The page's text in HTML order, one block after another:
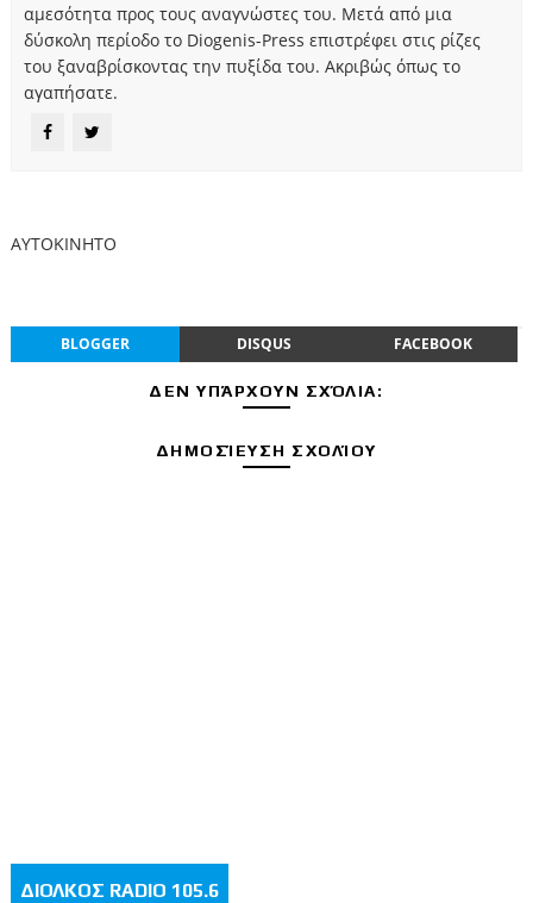
αμεσότητα προς τους αναγνώστες του. Μετά από μια
δύσκολη περίοδο το Diogenis-Press επιστρέφει στις ρίζες
του ξαναβρίσκοντας την πυξίδα του. Ακριβώς όπως το
αγαπήσατε.
ΑΥΤΟΚΙΝΗΤΟ
BLOGGER DISQUS FACEBOOK
ΔΕΝ ΥΠΆΡΧΟΥΝ ΣΧΌΛΙΑ:
ΔΗΜΟΣΊΕΥΣΗ ΣΧΟΛΊΟΥ
ΔΙΟΛΚΟΣ RADIO 105.6